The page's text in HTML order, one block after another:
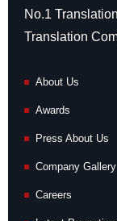
No.1
Translation
About Us
Awards
Press About Us
Company Gallery
Careers